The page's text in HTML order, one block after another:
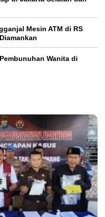
Mesin ATM di RS
Wanita di